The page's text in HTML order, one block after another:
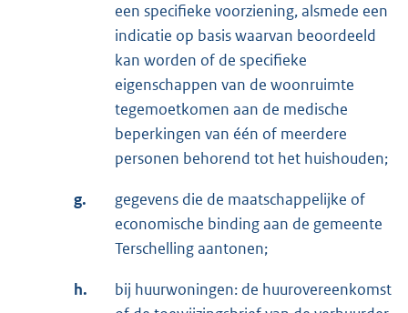
een specifieke voorziening, alsmede een
indicatie op basis waarvan beoordeeld
kan worden of de specifieke
eigenschappen van de woonruimte
tegemoetkomen aan de medische
beperkingen van één of meerdere
personen behorend tot het huishouden;
g.
gegevens die de maatschappelijke of
economische binding aan de gemeente
Terschelling aantonen;
h.
bij huurwoningen: de huurovereenkomst